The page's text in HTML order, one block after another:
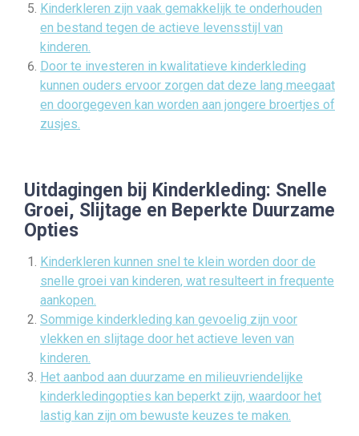
Kinderkleren zijn vaak gemakkelijk te onderhouden
en bestand tegen de actieve levensstijl van
kinderen.
Door te investeren in kwalitatieve kinderkleding
kunnen ouders ervoor zorgen dat deze lang meegaat
en doorgegeven kan worden aan jongere broertjes of
zusjes.
Uitdagingen bij Kinderkleding: Snelle
Groei, Slijtage en Beperkte Duurzame
Opties
Kinderkleren kunnen snel te klein worden door de
snelle groei van kinderen, wat resulteert in frequente
aankopen.
Sommige kinderkleding kan gevoelig zijn voor
vlekken en slijtage door het actieve leven van
kinderen.
Het aanbod aan duurzame en milieuvriendelijke
kinderkledingopties kan beperkt zijn, waardoor het
lastig kan zijn om bewuste keuzes te maken.